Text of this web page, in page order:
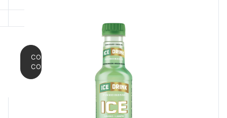
CONTINUAR
COMPRANDO